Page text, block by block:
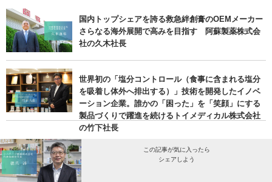
国内トップシェアを誇る救急絆創膏のOEMメーカー
さらなる海外展開で高みを目指す 阿蘇製薬株式会
社の久木社長
世界初の「塩分コントロール（食事に含まれる塩分
を吸着し体外へ排出する）」技術を開発したイノベ
ーション企業。誰かの「困った」を「笑顔」にする
製品づくりで躍進を続けるトイメディカル株式会社
の竹下社長
この記事が気に入ったら
シェアしよう